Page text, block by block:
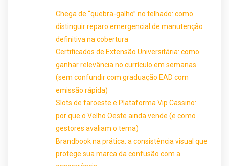
Chega de “quebra-galho” no telhado: como
distinguir reparo emergencial de manutenção
definitiva na cobertura
Certificados de Extensão Universitária: como
ganhar relevância no currículo em semanas
(sem confundir com graduação EAD com
emissão rápida)
Slots de faroeste e Plataforma Vip Cassino:
por que o Velho Oeste ainda vende (e como
gestores avaliam o tema)
Brandbook na prática: a consistência visual que
protege sua marca da confusão com a